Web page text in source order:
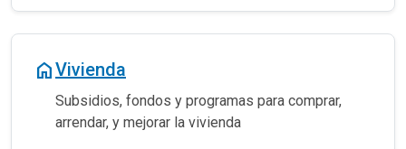
homeVivienda
Subsidios, fondos y programas para comprar,
arrendar, y mejorar la vivienda